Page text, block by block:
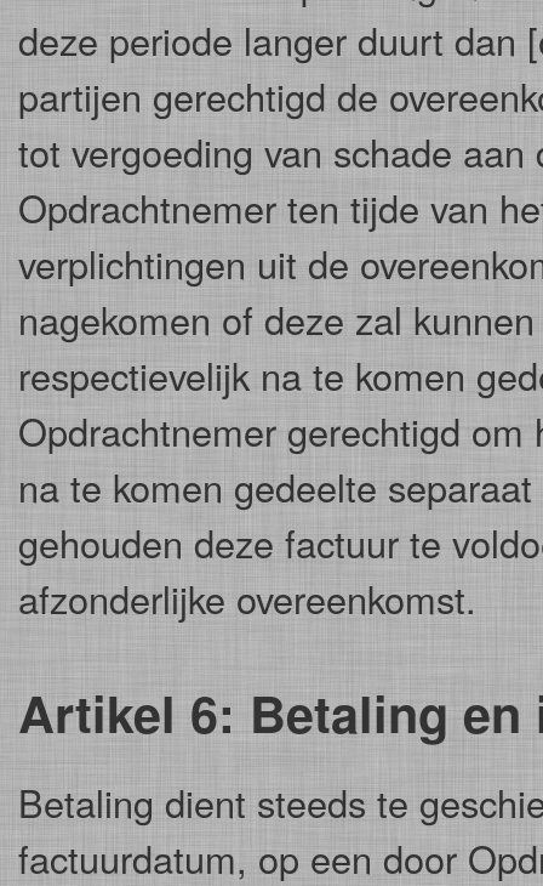
deze periode langer duurt dan
partijen gerechtigd de
tot vergoeding van schade
Opdrachtnemer ten tijde van
verplichtingen uit de
nagekomen of deze zal
respectievelijk na te komen
Opdrachtnemer gerechtigd
na te komen gedeelte
gehouden deze factuur te
afzonderlijke overeenkomst.
Artikel 6: Betaling
Betaling dient steeds te
factuurdatum, op een door